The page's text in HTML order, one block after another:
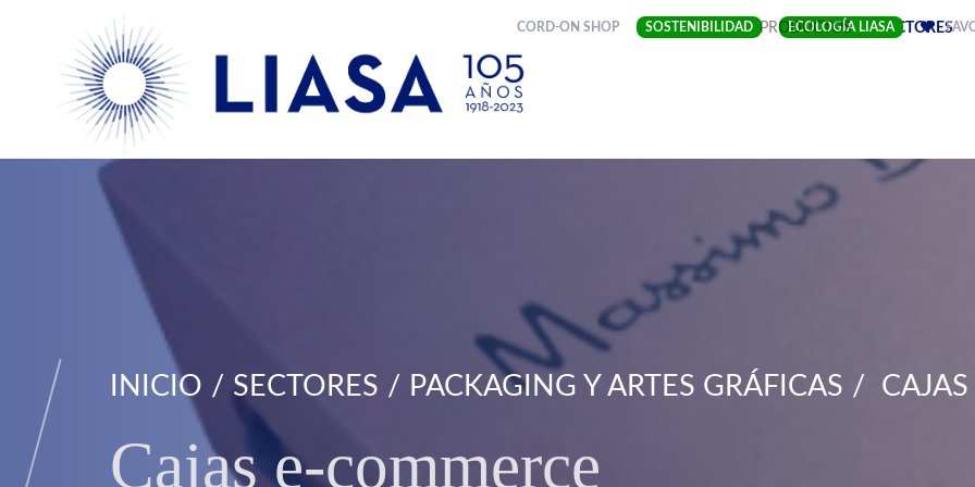
CORD-ON SHOP SOSTENIBILIDAD ECOLOGÍA LIASA
EMPRESA(CURRENT)
PRODUCTOS SECTORES
INICIO SECTORES PACKAGING Y ARTES GRÁFICAS
Cajas e-commerce